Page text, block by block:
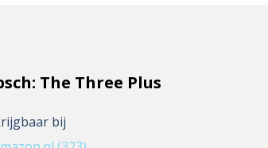
The Three Plus
bij